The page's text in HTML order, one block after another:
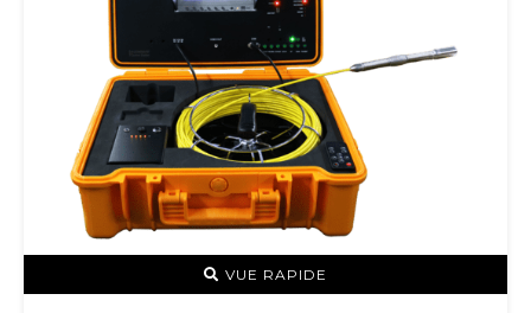
VUE RAPIDE